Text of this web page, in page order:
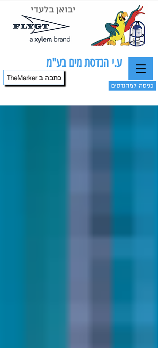
יבואן בלעדי
ע.י הנדסת מים בע"מ
TheMarker כתבה ב
כניסה למהנדסים